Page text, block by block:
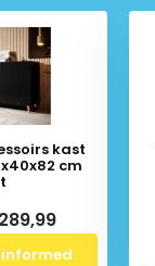
kast
cm
informed